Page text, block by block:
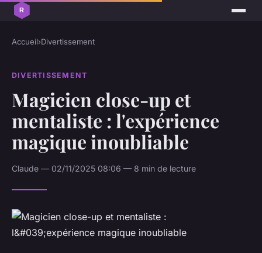
Accueil›Divertissement
DIVERTISSEMENT
Magicien close-up et
mentaliste : l'expérience
magique inoubliable
Claude — 02/11/2025 08:06 — 8 min de lecture